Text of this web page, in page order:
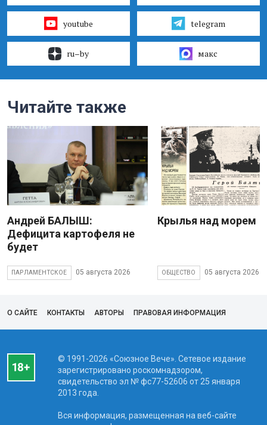
youtube telegram
ru–by макс
Читайте также
Андрей БАЛЫШ:
Дефицита картофеля не
будет
ПАРЛАМЕНТСКОЕ 05 августа 2026
Крылья над морем
ОБЩЕСТВО 05 августа 2026
О САЙТЕ КОНТАКТЫ АВТОРЫ ПРАВОВАЯ ИНФОРМАЦИЯ
© 1991-2026 «Союзное Вече». Сетевое издание
зарегистрировано роскомнадзором,
свидетельство эл № фc77-52606 от 25 января
2013 года.
Вся информация, размещенная на веб-сайте